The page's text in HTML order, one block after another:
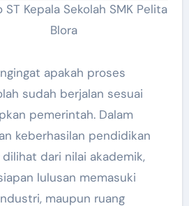
Kepala Sekolah SMK Pelita
Blora
apakah proses
sudah berjalan sesuai
pemerintah. Dalam
keberhasilan pendidikan
dari nilai akademik,
lulusan memasuki
maupun ruang